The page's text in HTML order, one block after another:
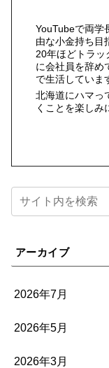
YouTubeで両学
由な小金持ち目
20年ほどトラッ
に会社員を辞め
で生活していま
北海道にハマっ
くことを楽しみ
アーカイブ
2026年7月
2026年5月
2026年3月